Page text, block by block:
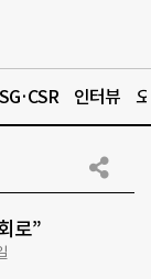
인터뷰
로”